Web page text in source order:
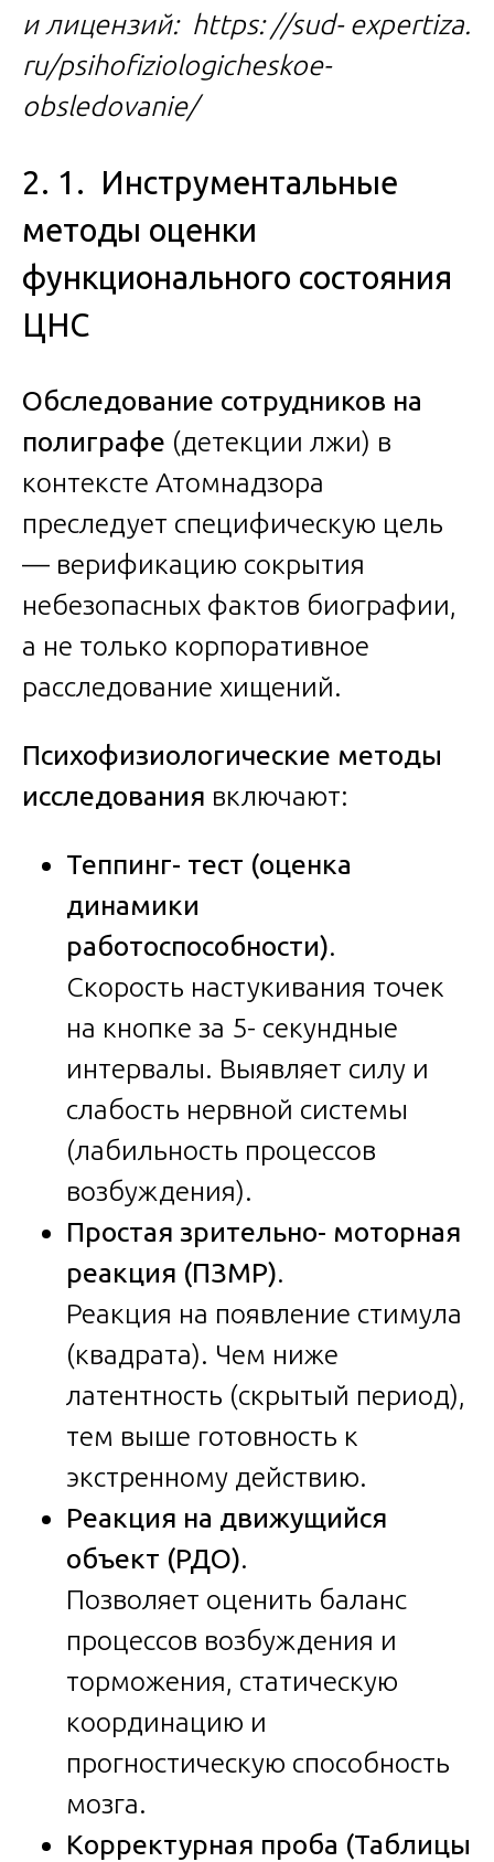
и лицензий: https: //sud- expertiza.
ru/psihofiziologicheskoe-
obsledovanie/
2. 1. Инструментальные
методы оценки
функционального состояния
ЦНС
Обследование сотрудников на
полиграфе (детекции лжи) в
контексте Атомнадзора
преследует специфическую цель
— верификацию сокрытия
небезопасных фактов биографии,
а не только корпоративное
расследование хищений.
Психофизиологические методы
исследования включают:
Теппинг- тест (оценка
динамики
работоспособности).
Скорость настукивания точек
на кнопке за 5- секундные
интервалы. Выявляет силу и
слабость нервной системы
(лабильность процессов
возбуждения).
Простая зрительно- моторная
реакция (ПЗМР).
Реакция на появление стимула
(квадрата). Чем ниже
латентность (скрытый период),
тем выше готовность к
экстренному действию.
Реакция на движущийся
объект (РДО).
Позволяет оценить баланс
процессов возбуждения и
торможения, статическую
координацию и
прогностическую способность
мозга.
Корректурная проба (Таблицы